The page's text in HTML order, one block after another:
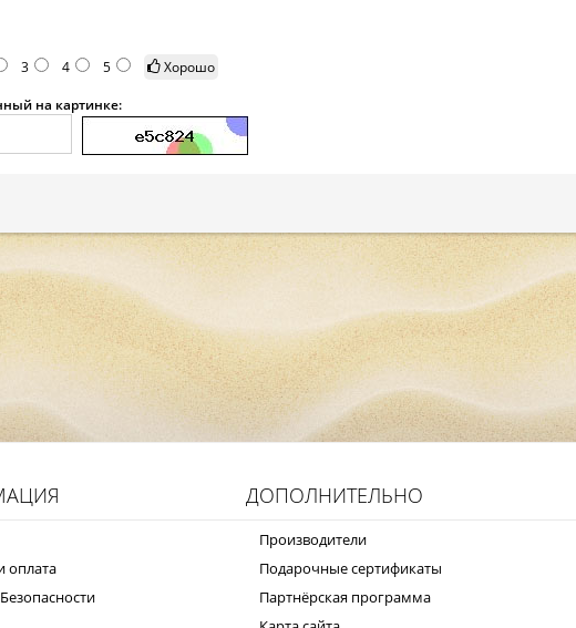
3 4 5
Хорошо
на картинке:
оплата
ДОПОЛНИТЕЛЬНО
Производители
Подарочные сертификаты
Партнёрская программа